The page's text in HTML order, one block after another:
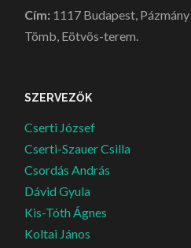
Cím: 1117 Budapest,
Tömb, Eötvös-terem.
SZERVEZŐK
Cserti József
Cserti-Szauer Csilla
Csordás András
Dávid Gyula
Kis-Tóth Ágnes
Koltai János